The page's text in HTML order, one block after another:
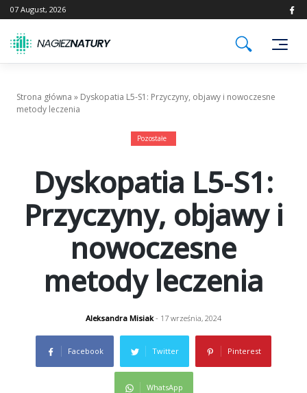
Skip
to
07 August, 2026
Strona główna » Dyskopatia L5-S1: Przyczyny, objawy i nowoczesne
metody leczenia
Pozostałe
Dyskopatia L5-S1:
Przyczyny, objawy i
nowoczesne
metody leczenia
Aleksandra Misiak- 17 września, 2024
Facebook Twitter Pinterest
WhatsApp